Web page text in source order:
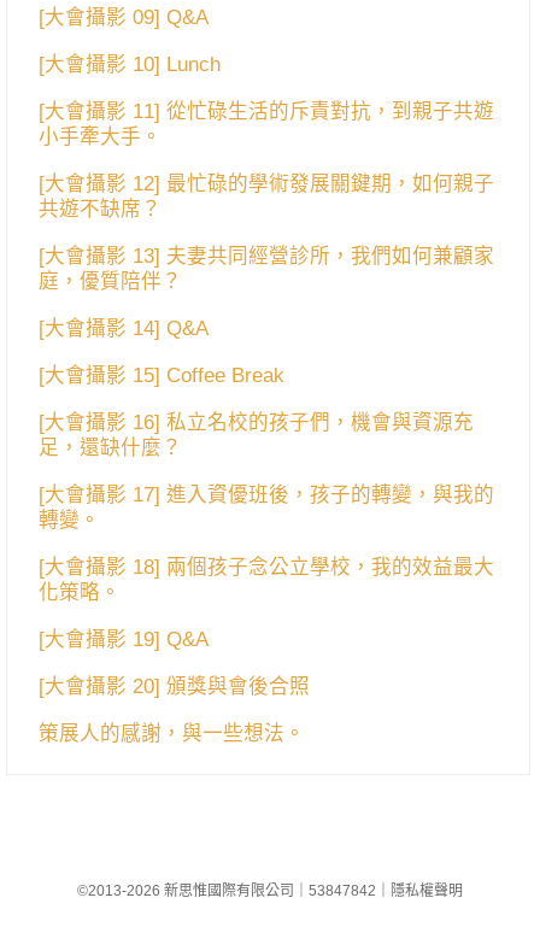
[大會攝影 09] Q&A
[大會攝影 10] Lunch
[大會攝影 11] 從忙碌生活的斥責對抗，到親子共遊
小手牽大手。
[大會攝影 12] 最忙碌的學術發展關鍵期，如何親子
共遊不缺席？
[大會攝影 13] 夫妻共同經營診所，我們如何兼顧家
庭，優質陪伴？
[大會攝影 14] Q&A
[大會攝影 15] Coffee Break
[大會攝影 16] 私立名校的孩子們，機會與資源充
足，還缺什麼？
[大會攝影 17] 進入資優班後，孩子的轉變，與我的
轉變。
[大會攝影 18] 兩個孩子念公立學校，我的效益最大
化策略。
[大會攝影 19] Q&A
[大會攝影 20] 頒獎與會後合照
策展人的感謝，與一些想法。
©2013-2026 新思惟國際有限公司 53847842 隱私權聲明